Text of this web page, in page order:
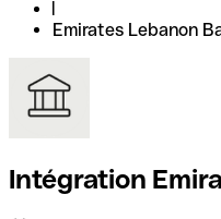
Emirates Lebanon
Intégration